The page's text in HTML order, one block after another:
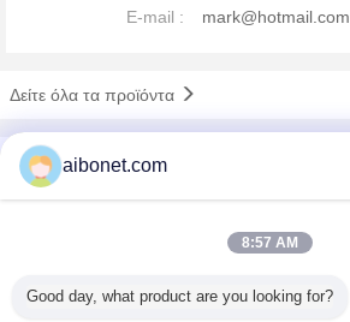
E-mail : mark@hotmail.com
Δείτε όλα τα προϊόντα
Εταιρικό Προφίλ
China Static Technology Online Marketplace
aibonet.com
8:57 AM
Good day, what product are you looking for?